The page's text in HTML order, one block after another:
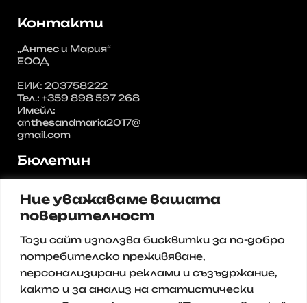
Ние уважаваме вашата
поверителност
Този сайт използва бисквитки за по-добро
потребителско преживяване,
персонализирани реклами и съзъдржание,
както и за анализ на статистически
Контакти
„Антес и Мария“
ЕООД
ЕИК: 203758222
Тел.: +359 898 597 268
Имейл:
anthesandmaria2017@
gmail.com
Бюлетин
бюлетин и получавайте
актуални предложения и
промоции от нас.
Имейл